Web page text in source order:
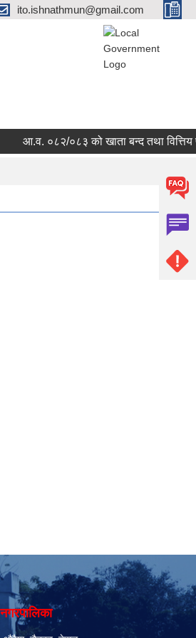
ito.ishnathmun@gmail.com
आ.व. ०८२/०८३ को खाता बन्द तथा वित्तिय